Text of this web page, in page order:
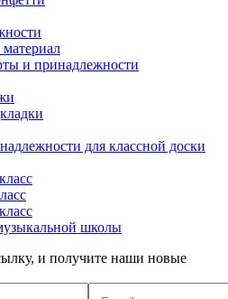
и принадлежности
для классной доски
школы
и получите наши новые